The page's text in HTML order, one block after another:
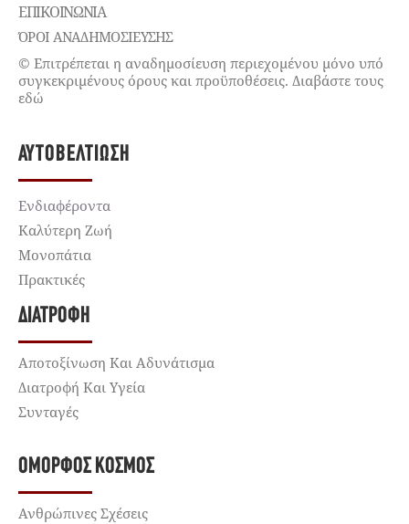
ΕΠΙΚΟΙΝΩΝΊΑ
ΌΡΟΙ ΑΝΑΔΗΜΟΣΙΕΥΣΗΣ
© Επιτρέπεται η αναδημοσίευση περιεχομένου μόνο υπό
συγκεκριμένους όρους και προϋποθέσεις. Διαβάστε τους
εδώ
ΑΥΤΟΒΕΛΤΊΩΣΗ
Ενδιαφέροντα
Καλύτερη Ζωή
Μονοπάτια
Πρακτικές
ΔΙΑΤΡΟΦΉ
Αποτοξίνωση Και Αδυνάτισμα
Διατροφή Και Υγεία
Συνταγές
ΌΜΟΡΦΟΣ ΚΌΣΜΟΣ
Ανθρώπινες Σχέσεις